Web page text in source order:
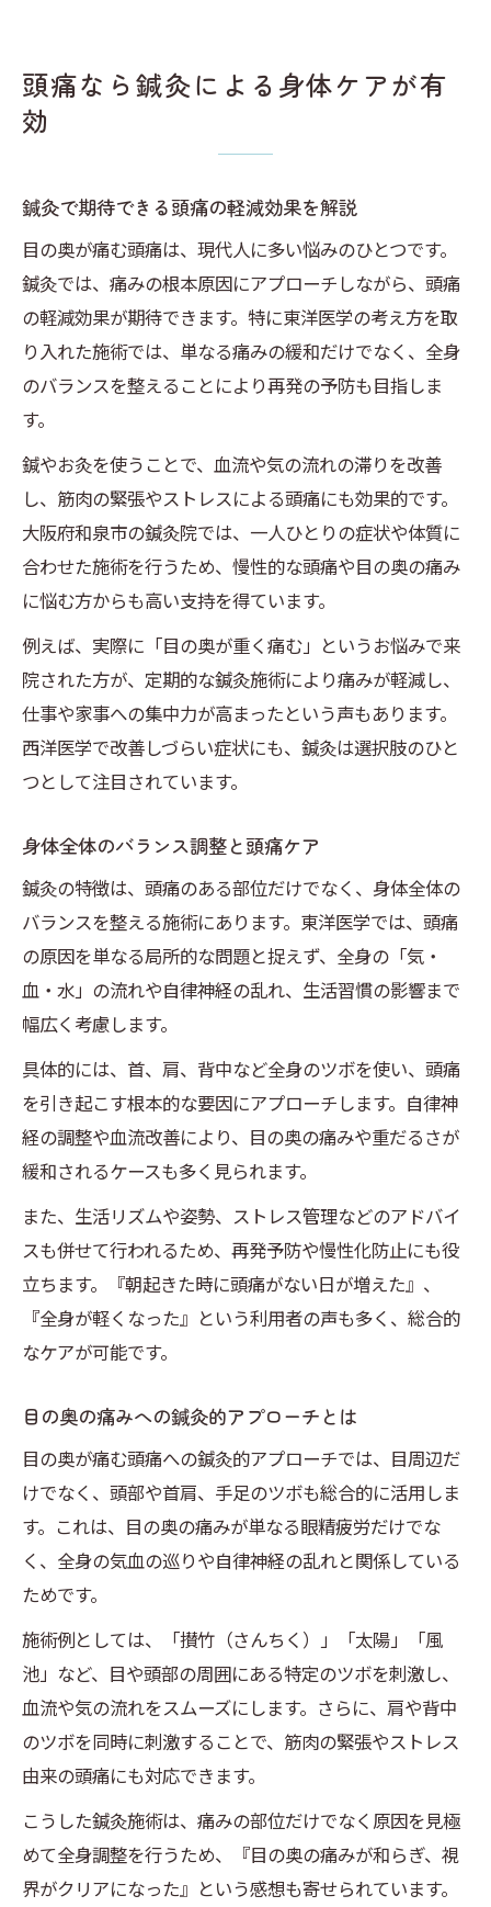
頭痛なら鍼灸による身体ケアが有
効
鍼灸で期待できる頭痛の軽減効果を解説
目の奥が痛む頭痛は、現代人に多い悩みのひとつです。
鍼灸では、痛みの根本原因にアプローチしながら、頭痛
の軽減効果が期待できます。特に東洋医学の考え方を取
り入れた施術では、単なる痛みの緩和だけでなく、全身
のバランスを整えることにより再発の予防も目指しま
す。
鍼やお灸を使うことで、血流や気の流れの滞りを改善
し、筋肉の緊張やストレスによる頭痛にも効果的です。
大阪府和泉市の鍼灸院では、一人ひとりの症状や体質に
合わせた施術を行うため、慢性的な頭痛や目の奥の痛み
に悩む方からも高い支持を得ています。
例えば、実際に「目の奥が重く痛む」というお悩みで来
院された方が、定期的な鍼灸施術により痛みが軽減し、
仕事や家事への集中力が高まったという声もあります。
西洋医学で改善しづらい症状にも、鍼灸は選択肢のひと
つとして注目されています。
身体全体のバランス調整と頭痛ケア
鍼灸の特徴は、頭痛のある部位だけでなく、身体全体の
バランスを整える施術にあります。東洋医学では、頭痛
の原因を単なる局所的な問題と捉えず、全身の「気・
血・水」の流れや自律神経の乱れ、生活習慣の影響まで
幅広く考慮します。
具体的には、首、肩、背中など全身のツボを使い、頭痛
を引き起こす根本的な要因にアプローチします。自律神
経の調整や血流改善により、目の奥の痛みや重だるさが
緩和されるケースも多く見られます。
また、生活リズムや姿勢、ストレス管理などのアドバイ
スも併せて行われるため、再発予防や慢性化防止にも役
立ちます。『朝起きた時に頭痛がない日が増えた』、
『全身が軽くなった』という利用者の声も多く、総合的
なケアが可能です。
目の奥の痛みへの鍼灸的アプローチとは
目の奥が痛む頭痛への鍼灸的アプローチでは、目周辺だ
けでなく、頭部や首肩、手足のツボも総合的に活用しま
す。これは、目の奥の痛みが単なる眼精疲労だけでな
く、全身の気血の巡りや自律神経の乱れと関係している
ためです。
施術例としては、「攅竹（さんちく）」「太陽」「風
池」など、目や頭部の周囲にある特定のツボを刺激し、
血流や気の流れをスムーズにします。さらに、肩や背中
のツボを同時に刺激することで、筋肉の緊張やストレス
由来の頭痛にも対応できます。
こうした鍼灸施術は、痛みの部位だけでなく原因を見極
めて全身調整を行うため、『目の奥の痛みが和らぎ、視
界がクリアになった』という感想も寄せられています。